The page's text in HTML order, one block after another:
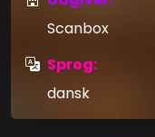
Scanbox
Sprog:
dansk